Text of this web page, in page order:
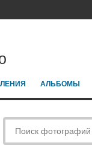
АЛЬБОМЫ